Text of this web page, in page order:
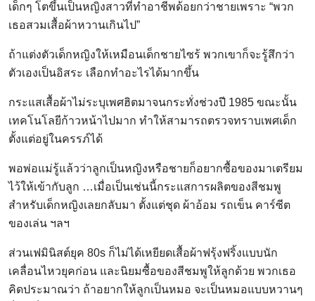
เด็กๆ โตขึ้นเป็นหญิงสาวที่ทำอาชีพด้อยกว่าชายเพราะ “พวก
เธอสวมเสื้อผ้าหวานเกินไป”
ถ้าแต่งตัวเด็กหญิงให้เหมือนเด็กชายไซร้ พวกเขาก็จะรู้สึกว่า
ตัวเองเป็นอิสระ เลือกทำอะไรได้มากขึ้น
กระแสเสื้อผ้าไม่ระบุเพศฮิตมาจนกระทั่งช่วงปี 1985 ขณะนั้น
เทคโนโลยีก้าวหน้าไปมาก ทำให้สามารถตรวจทราบเพศเด็ก
ตั้งแต่อยู่ในครรภ์ได้
พอพ่อแม่รู้แล้วว่าลูกเป็นหญิงหรือชายก็อยากซื้อของมาเตรียม
ไว้ให้เข้ากับลูก …เมื่อเป็นเช่นนี้กระแสการผลิตของสีชมพู
สำหรับเด็กหญิงเลยกลับมา ตั้งแต่ชุด ผ้าอ้อม รถเข็น คาร์ซีต
ของเล่น ฯลฯ
ส่วนเฟมินิสต์ยุค 80s ก็ไม่ได้เหยียดเสื้อผ้าฟรุ้งฟริ้งแบบนัก
เคลื่อนไหวยุคก่อน และนิยมซื้อของสีชมพูให้ลูกด้วย พวกเธอ
คิดประมาณว่า ถ้าอยากให้ลูกเป็นหมอ จะเป็นหมอแบบหวานๆ